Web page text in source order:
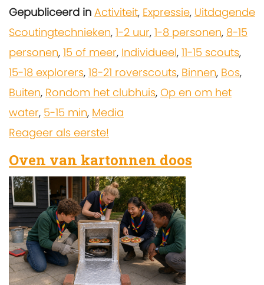
Gepubliceerd in Activiteit, Expressie, Uitdagende
Scoutingtechnieken, 1-2 uur, 1-8 personen, 8-15
personen, 15 of meer, Individueel, 11-15 scouts,
15-18 explorers, 18-21 roverscouts, Binnen, Bos,
Buiten, Rondom het clubhuis, Op en om het
water, 5-15 min, Media
Reageer als eerste!
Oven van kartonnen doos